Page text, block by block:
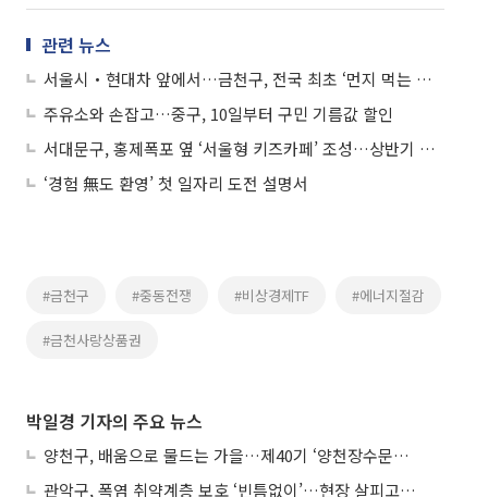
관련 뉴스
서울시‧현대차 앞에서…금천구, 전국 최초 ‘먼지 먹는 수소車’ 시연
주유소와 손잡고…중구, 10일부터 구민 기름값 할인
서대문구, 홍제폭포 옆 ‘서울형 키즈카페’ 조성…상반기 준공 목표
‘경험 無도 환영’ 첫 일자리 도전 설명서
#금천구 #중동전쟁 #비상경제TF #에너지절감
#금천사랑상품권
박일경 기자의 주요 뉴스
양천구, 배움으로 물드는 가을…제40기 ‘양천장수문화대학’ 수강생 모집
관악구, 폭염 취약계층 보호 ‘빈틈없이’…현장 살피고 지원 넓힌다